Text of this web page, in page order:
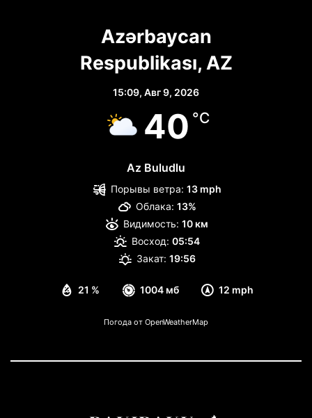
Azərbaycan
Respublikası, AZ
15:09, Авг 9, 2026
40 °C
Az Buludlu
21 % 1004 мб 12 mph
Порывы ветра: 13 mph
Облака: 13%
Видимость: 10 км
Восход: 05:54
Закат: 19:56
Погода от OpenWeatherMap